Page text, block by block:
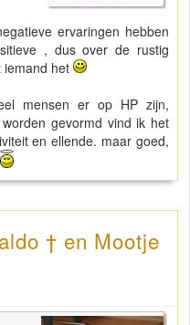
ervaringen hebben
, dus over de rustig
iemand het
mensen er op HP zijn,
gevormd vind ik het
en ellende. maar goed,
† en Mootje